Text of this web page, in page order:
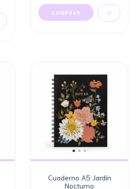
COMPRAR
Cuaderno A5 Jardín
Nocturno